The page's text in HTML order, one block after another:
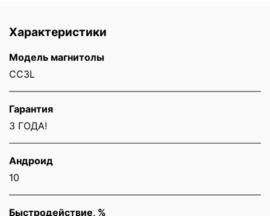
Характеристики
Модель магнитолы
CC3L
Гарантия
3 ГОДА!
Андроид
10
Быстродействие, %